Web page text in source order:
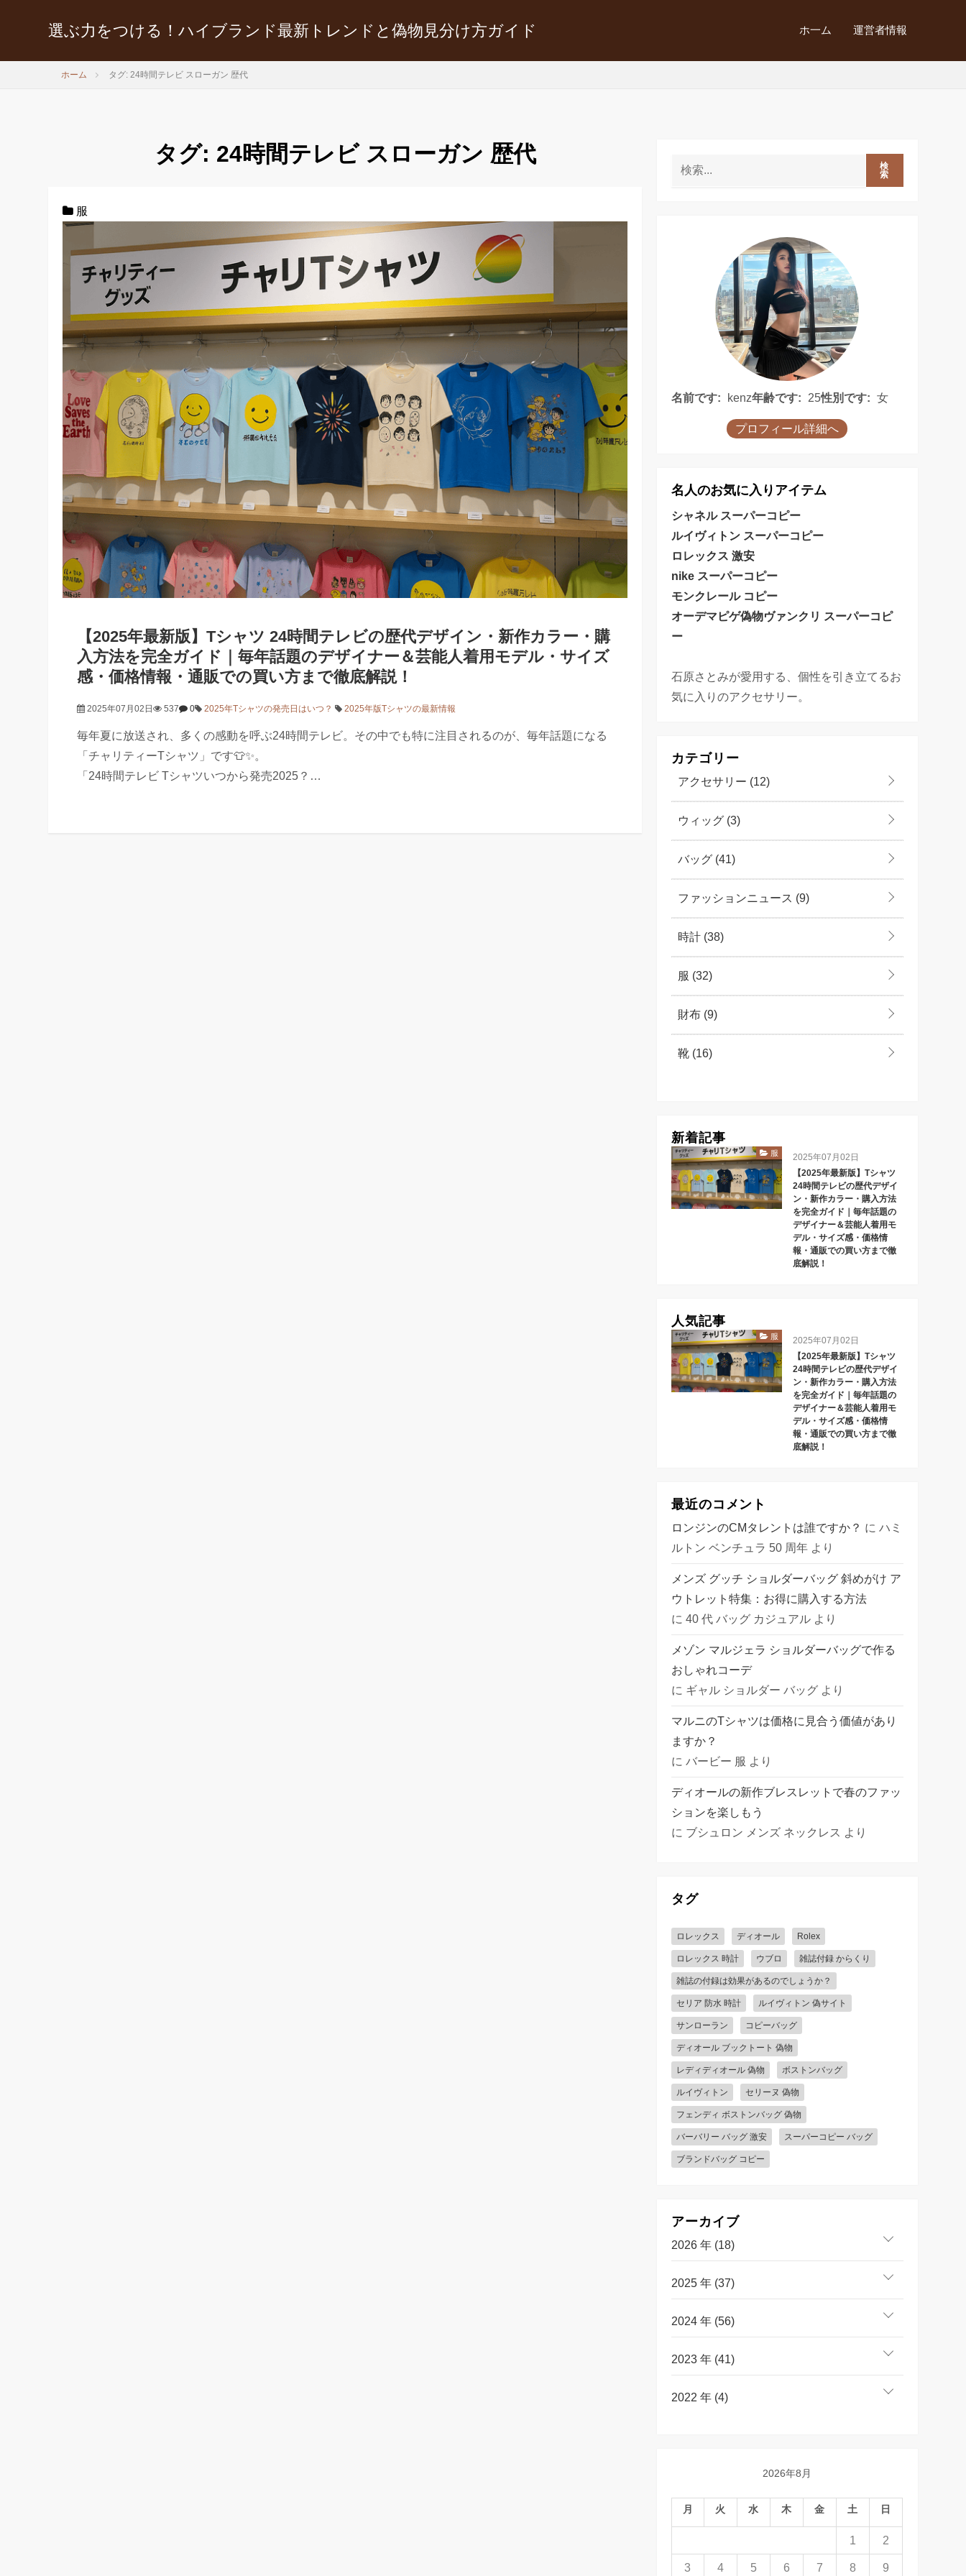
選ぶ力をつける！ハイブランド最新トレンドと偽物見分け方ガイド ホ一ム 運営者情報
ホーム タグ: 24時間テレビ スローガン 歴代
タグ: 24時間テレビ スローガン 歴代
服
【2025年最新版】Tシャツ 24時間テレビの歴代デザイン・新作カラー・購
入方法を完全ガイド｜毎年話題のデザイナー＆芸能人着用モデル・サイズ
感・価格情報・通販での買い方まで徹底解説！
2025年07月02日 537 0 2025年Tシャツの発売日はいつ？ 2025年版Tシャツの最新情報
毎年夏に放送され、多くの感動を呼ぶ24時間テレビ。その中でも特に注目されるのが、毎年話題になる
「チャリティーTシャツ」です👕✨。
「24時間テレビ Tシャツいつから発売2025？…
検
索
名前です: kenz年齢です: 25性別です: 女
プロフィール詳細へ
名人のお気に入りアイテム
シャネル スーパーコピー
ルイヴィトン スーパーコピー
ロレックス 激安
nike スーパーコピー
モンクレール コピー
オーデマピゲ偽物ヴァンクリ スーパーコピ
ー
石原さとみが愛用する、個性を引き立てるお
気に入りのアクセサリー。
カテゴリー
アクセサリー (12)
ウィッグ (3)
バッグ (41)
ファッションニュース (9)
時計 (38)
服 (32)
財布 (9)
靴 (16)
新着記事
服
2025年07月02日
【2025年最新版】Tシャツ
24時間テレビの歴代デザイ
ン・新作カラー・購入方法
を完全ガイド｜毎年話題の
デザイナー＆芸能人着用モ
デル・サイズ感・価格情
報・通販での買い方まで徹
底解説！
人気記事
服
2025年07月02日
【2025年最新版】Tシャツ
24時間テレビの歴代デザイ
ン・新作カラー・購入方法
を完全ガイド｜毎年話題の
デザイナー＆芸能人着用モ
デル・サイズ感・価格情
報・通販での買い方まで徹
底解説！
最近のコメント
ロンジンのCMタレントは誰ですか？ に ハミ
ルトン ベンチュラ 50 周年より
メンズ グッチ ショルダーバッグ 斜めがけ ア
ウトレット特集：お得に購入する方法
に 40 代 バッグ カジュアルより
メゾン マルジェラ ショルダーバッグで作る
おしゃれコーデ
に ギャル ショルダー バッグより
マルニのTシャツは価格に見合う価値があり
ますか？
に バービー 服 より
ディオールの新作ブレスレットで春のファッ
ションを楽しもう
に ブシュロン メンズ ネックレス より
タグ
ロレックス ディオール Rolex
ロレックス 時計 ウブロ 雑誌付録 からくり
雑誌の付録は効果があるのでしょうか？
セリア 防水 時計 ルイヴィトン 偽サイト
サンローラン コピーバッグ
ディオール ブックトート 偽物
レディディオール 偽物 ボストンバッグ
ルイヴィトン セリーヌ 偽物
フェンディ ボストンバッグ 偽物
バーバリー バッグ 激安 スーパーコピー バッグ
ブランドバッグ コピー
アーカイブ
2026 年 (18)
2025 年 (37)
2024 年 (56)
2023 年 (41)
2022 年 (4)
2026年8月
月 火 水 木 金 土 日
1 2
3 4 5 6 7 8 9